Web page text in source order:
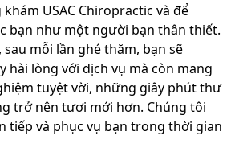
USAC Chiropractic và để
bạn như một người bạn thân thiết.
mỗi lần ghé thăm, bạn sẽ
hài lòng với dịch vụ mà còn mang
tuyệt vời, những giây phút thư
trở nên tươi mới hơn. Chúng tôi
tiếp và phục vụ bạn trong thời gian